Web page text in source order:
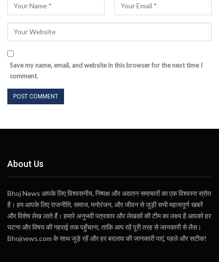
Save my name, email, and website in this browser for the next time I
comment.
About Us
Bhoj News आपके लिए विश्वसनीय, निष्पक्ष और अद्यतन समाचारों का एक विश्वस्त स्रोत
है। हम आपके लिए राजनीति, समाज, मनोरंजन, और जीवन से जुड़ी सभी महत्वपूर्ण खबरें
और विशेष लेख लाते हैं। हमारे अनुभवी पत्रकार और लेखकों की टीम का लक्ष्य है आपको हर
घटना और विषय की गहराई तक पहुँचाना, ताकि आप रहें पूरी तरह से जानकारी से लैस।
Bhojnews.com के साथ जुड़े रहें और हर बदलाव की जानकारी पाएं, पहले और सटीक!